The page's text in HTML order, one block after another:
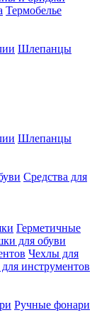
Термобелье
Шлепанцы
Шлепанцы
Средства для
Герметичные
для обуви
Чехлы для
инструментов
Ручные фонари